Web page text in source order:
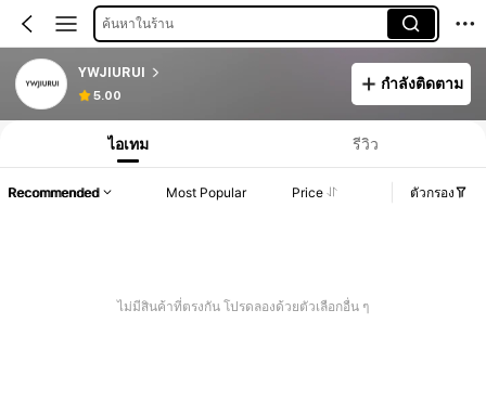
ค้นหาในร้าน
YWJIURUI
5.00
กำลังติดตาม
ไอเทม รีวิว
Recommended Most Popular Price ตัวกรอง
ไม่มีสินค้าที่ตรงกัน โปรดลองด้วยตัวเลือกอื่น ๆ